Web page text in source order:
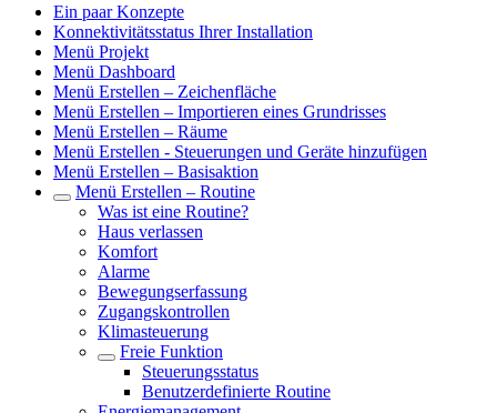
Ein paar Konzepte
Konnektivitätsstatus Ihrer Installation
Menü Projekt
Menü Dashboard
Menü Erstellen – Zeichenfläche
Menü Erstellen – Importieren eines Grundrisses
Menü Erstellen – Räume
Menü Erstellen - Steuerungen und Geräte hinzufügen
Menü Erstellen – Basisaktion
Menü Erstellen – Routine
Was ist eine Routine?
Haus verlassen
Komfort
Alarme
Bewegungserfassung
Zugangskontrollen
Klimasteuerung
Freie Funktion
Steuerungsstatus
Benutzerdefinierte Routine